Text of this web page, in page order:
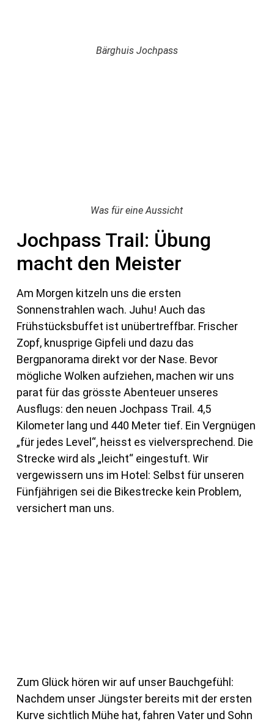
Bärghuis Jochpass
Was für eine Aussicht
Jochpass Trail: Übung
macht den Meister
Am Morgen kitzeln uns die ersten
Sonnenstrahlen wach. Juhu! Auch das
Frühstücksbuffet ist unübertreffbar. Frischer
Zopf, knusprige Gipfeli und dazu das
Bergpanorama direkt vor der Nase. Bevor
mögliche Wolken aufziehen, machen wir uns
parat für das grösste Abenteuer unseres
Ausflugs: den neuen Jochpass Trail. 4,5
Kilometer lang und 440 Meter tief. Ein Vergnügen
„für jedes Level“, heisst es vielversprechend. Die
Strecke wird als „leicht“ eingestuft. Wir
vergewissern uns im Hotel: Selbst für unseren
Fünfjährigen sei die Bikestrecke kein Problem,
versichert man uns.
Zum Glück hören wir auf unser Bauchgefühl:
Nachdem unser Jüngster bereits mit der ersten
Kurve sichtlich Mühe hat, fahren Vater und Sohn